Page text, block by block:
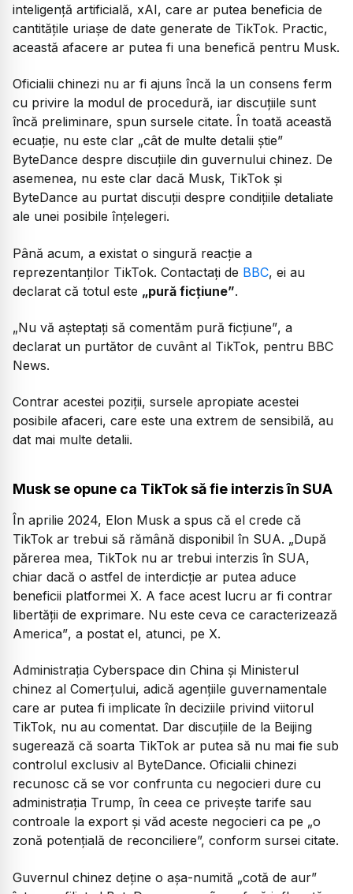
inteligență artificială, xAI, care ar putea beneficia de
cantitățile uriașe de date generate de TikTok. Practic,
această afacere ar putea fi una benefică pentru Musk.
Oficialii chinezi nu ar fi ajuns încă la un consens ferm
cu privire la modul de procedură, iar discuțiile sunt
încă preliminare, spun sursele citate. În toată această
ecuație, nu este clar „cât de multe detalii știe”
ByteDance despre discuțiile din guvernului chinez. De
asemenea, nu este clar dacă Musk, TikTok și
ByteDance au purtat discuții despre condițiile detaliate
ale unei posibile înțelegeri.
Până acum, a existat o singură reacție a
reprezentanților TikTok. Contactați de BBC, ei au
declarat că totul este „pură ficțiune”.
„Nu vă așteptați să comentăm pură ficțiune”, a
declarat un purtător de cuvânt al TikTok, pentru BBC
News.
Contrar acestei poziții, sursele apropiate acestei
posibile afaceri, care este una extrem de sensibilă, au
dat mai multe detalii.
Musk se opune ca TikTok să fie interzis în SUA
În aprilie 2024, Elon Musk a spus că el crede că
TikTok ar trebui să rămână disponibil în SUA. „După
părerea mea, TikTok nu ar trebui interzis în SUA,
chiar dacă o astfel de interdicție ar putea aduce
beneficii platformei X. A face acest lucru ar fi contrar
libertății de exprimare. Nu este ceva ce caracterizează
America”, a postat el, atunci, pe X.
Administrația Cyberspace din China și Ministerul
chinez al Comerțului, adică agențiile guvernamentale
care ar putea fi implicate în deciziile privind viitorul
TikTok, nu au comentat. Dar discuțiile de la Beijing
sugerează că soarta TikTok ar putea să nu mai fie sub
controlul exclusiv al ByteDance. Oficialii chinezi
recunosc că se vor confrunta cu negocieri dure cu
administrația Trump, în ceea ce privește tarife sau
controale la export și văd aceste negocieri ca pe „o
zonă potențială de reconciliere”, conform sursei citate.
Guvernul chinez deține o așa-numită „cotă de aur”